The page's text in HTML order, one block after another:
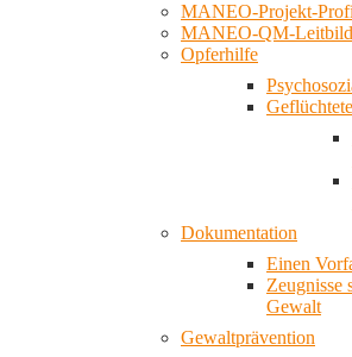
MANEO-Projekt-
MANEO-QM-
Opferhilfe
Dokumentation
Einen
Zeugnisse
Gewalt
Gewaltprävention